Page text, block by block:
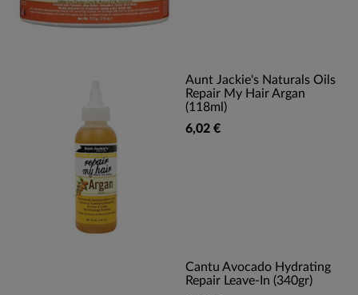
Aunt Jackie's Naturals Oils
Repair My Hair Argan
(118ml)
6,02 €
Cantu Avocado Hydrating
Repair Leave-In (340gr)